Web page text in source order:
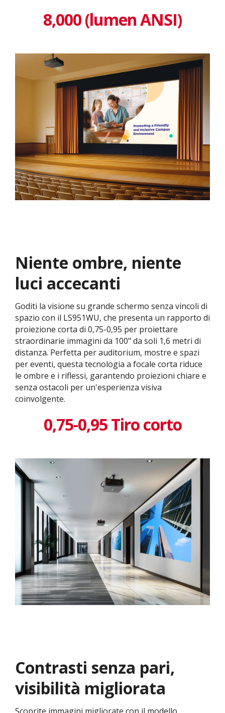
8,000 (lumen ANSI)
Niente ombre, niente
luci accecanti
Goditi la visione su grande schermo senza vincoli di
spazio con il LS951WU, che presenta un rapporto di
proiezione corta di 0,75-0,95 per proiettare
straordinarie immagini da 100" da soli 1,6 metri di
distanza. Perfetta per auditorium, mostre e spazi
per eventi, questa tecnologia a focale corta riduce
le ombre e i riflessi, garantendo proiezioni chiare e
senza ostacoli per un'esperienza visiva
coinvolgente.
0,75-0,95 Tiro corto
Contrasti senza pari,
visibilità migliorata